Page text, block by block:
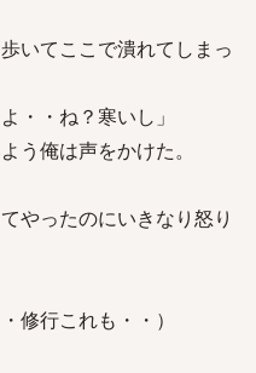
いてここで潰れてしまっ
・・ね？寒いし」
う俺は声をかけた。
やったのにいきなり怒り
修行これも・・）